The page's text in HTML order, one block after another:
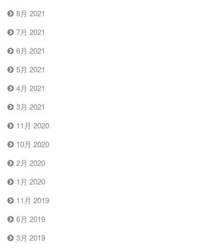
8月 2021
7月 2021
6月 2021
5月 2021
4月 2021
3月 2021
11月 2020
10月 2020
2月 2020
1月 2020
11月 2019
6月 2019
3月 2019